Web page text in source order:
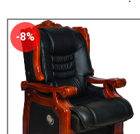
-8%